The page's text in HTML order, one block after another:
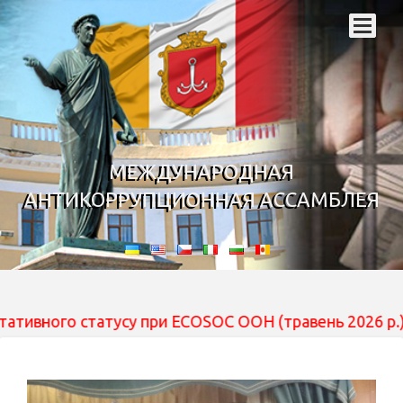
МЕЖДУНАРОДНАЯ
АНТИКОРРУПЦИОННАЯ АССАМБЛЕЯ
статусу при ECOSOC ООН (травень 2026 р.)